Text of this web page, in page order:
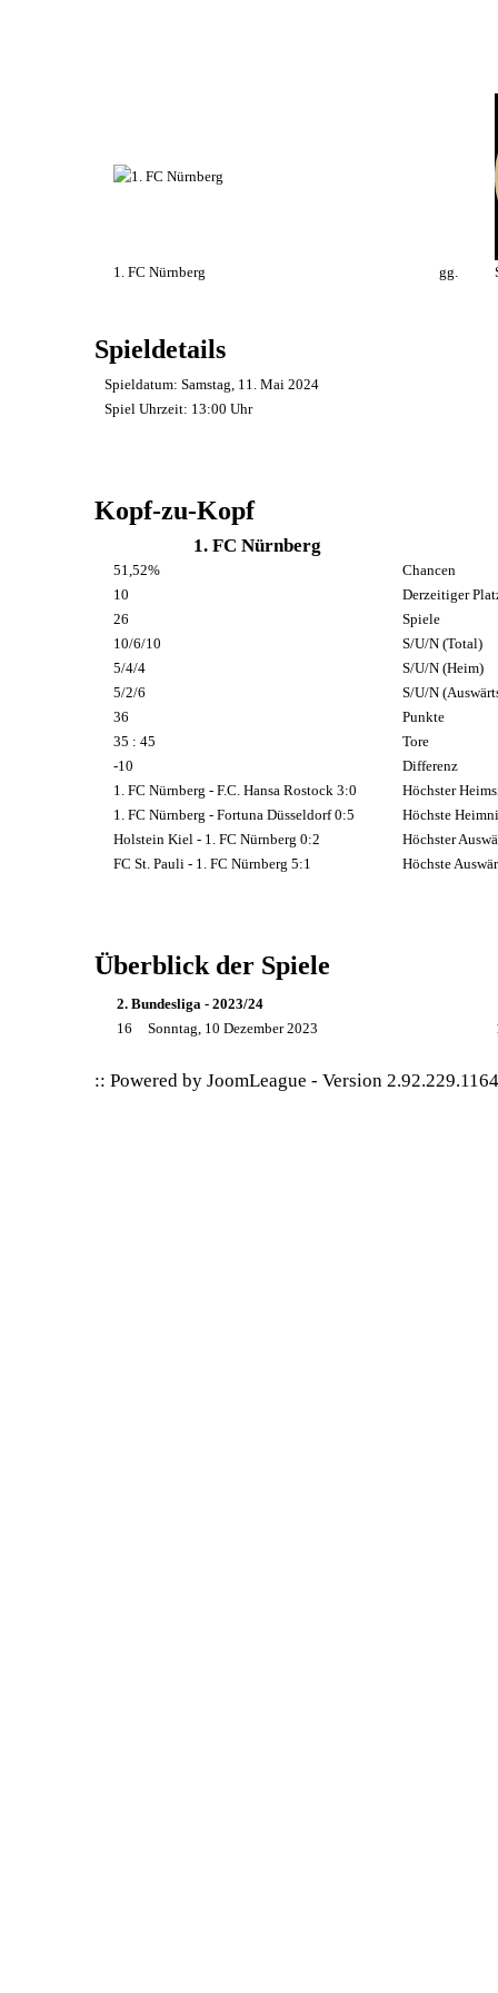
1. FC Nürnberg gg.
Spieldetails
Spieldatum: Samstag, 11. Mai 2024
Spiel Uhrzeit: 13:00 Uhr
Kopf-zu-Kopf
1. FC Nürnberg
51,52%
Chancen
10
Derzeitiger
26
Spiele
10/6/10
S/U/N (Total)
5/4/4
S/U/N (Heim)
5/2/6
S/U/N
36
Punkte
35 : 45
Tore
-10
Differenz
1. FC Nürnberg - F.C. Hansa Rostock 3:0
Höchster
1. FC Nürnberg - Fortuna Düsseldorf 0:5
Höchste
Holstein Kiel - 1. FC Nürnberg 0:2
Höchster
FC St. Pauli - 1. FC Nürnberg 5:1
Höchste
Überblick der Spiele
2. Bundesliga - 2023/24
16
Sonntag, 10 Dezember 2023
:: Powered byJoomLeague -Version